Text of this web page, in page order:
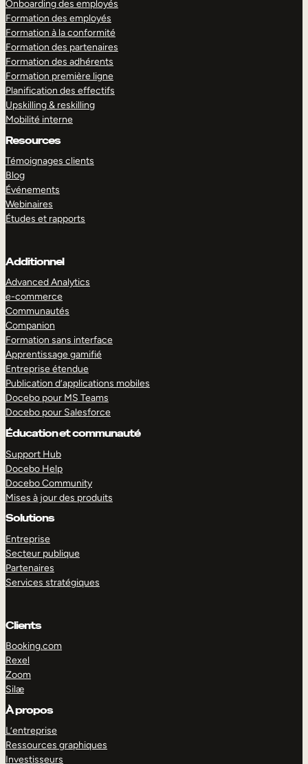
Onboarding des employés
Formation des employés
Formation à la conformité
Formation des partenaires
Formation des adhérents
Formation première ligne
Planification des effectifs
Upskilling & reskilling
Mobilité interne
Resources
Témoignages clients
Blog
Événements
Webinaires
Études et rapports
Additionnel
Advanced Analytics
e-commerce
Communautés
Companion
Formation sans interface
Apprentissage gamifié
Entreprise étendue
Publication d’applications mobiles
Docebo pour MS Teams
Docebo pour Salesforce
Éducation et communauté
Support Hub
Docebo Help
Docebo Community
Mises à jour des produits
Solutions
Entreprise
Secteur publique
Partenaires
Services stratégiques
Clients
Booking.com
Rexel
Zoom
Silæ
À propos
L’entreprise
Ressources graphiques
Investisseurs